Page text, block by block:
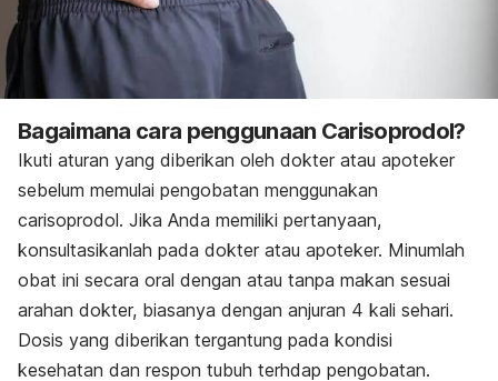
Bagaimana cara penggunaan Carisoprodol?
Ikuti aturan yang diberikan oleh dokter atau apoteker
sebelum memulai pengobatan menggunakan
carisoprodol. Jika Anda memiliki pertanyaan,
konsultasikanlah pada dokter atau apoteker. Minumlah
obat ini secara oral dengan atau tanpa makan sesuai
arahan dokter, biasanya dengan anjuran 4 kali sehari.
Dosis yang diberikan tergantung pada kondisi
kesehatan dan respon tubuh terhdap pengobatan.